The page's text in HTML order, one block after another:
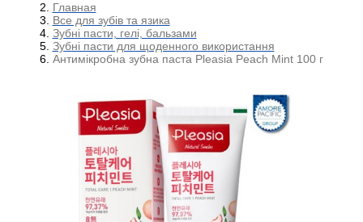
Главная
Все для зубів та язика
Зубні пасти, гелі, бальзами
Зубні пасти для щоденного використання
Антимікробна зубна паста Pleasia Peach Mint 100 г